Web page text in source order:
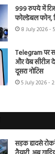
999 रुपये में
फोल्डेबल फोन,
8 July 2026 -
Telegram पर
और वेब सीरीज
दूसरा नोटिस
5 July 2026 -
सड़क हादसे